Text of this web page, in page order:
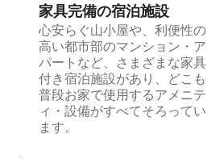
家具完備の宿⁠泊⁠施⁠設
心安らぐ山小屋や、利便性の
高い都市部のマンション・ア
パートなど、さまざまな家具
付き宿泊施設があり、どこも
普段お家で使用するアメニテ
ィ・設備がすべてそろってい
ます。